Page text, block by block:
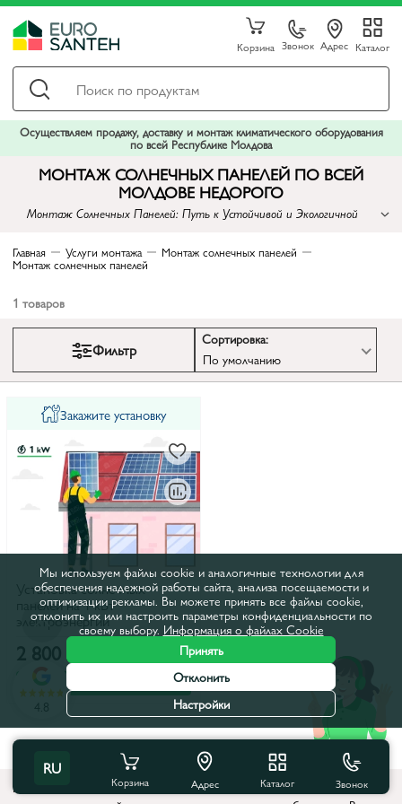
Корзина Звонок Адрес Каталог
Осуществляем продажу, доставку и монтаж климатического оборудования
по всей Республике Молдова
МОНТАЖ СОЛНЕЧНЫХ ПАНЕЛЕЙ ПО ВСЕЙ
МОЛДОВЕ НЕДОРОГО
Монтаж Солнечных Панелей: Путь к Устойчивой и Экологичной
Главная Услуги монтажа Монтаж солнечных панелей
Монтаж солнечных панелей
1 товаров
Фильтр
Сортировка:
По умолчанию
Закажите установку
Установка солнечных
панелей на 1 кВт
электроэнергии
2 800 лей
Монтаж солнечных панелей – это важный шаг в создании
RU
Корзина Адрес Каталог Звонок
4.8
Мы используем файлы cookie и аналогичные технологии для
обеспечения надежной работы сайта, анализа посещаемости и
оптимизации рекламы. Вы можете принять все файлы cookie,
отклонить их или настроить параметры конфиденциальности по
своему выбору. Информация о файлах Cookie
Принять
Отклонить
Настройки